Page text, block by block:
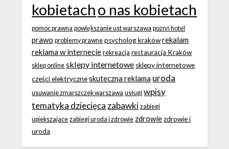
kobietacho nas kobietach
pomoc prawna powiększanie ust warszawa poznń hotel
prawo problemy prawne psycholog krakówrekalam
reklama w internecie rekreacja restauracja Kraków
sklep online sklepy internetowe sklepy internetowe
cześci elektryczne skuteczna reklama uroda
usuwanie zmarszczek warszawa usługi wpisy
tematyka dziecięca zabawki zabiegi
upiekszajace zabiegi uroda i zdrowie zdrowie zdrowie i
uroda